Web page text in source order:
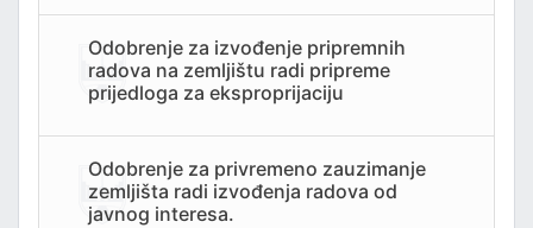
Odobrenje za izvođenje pripremnih
radova na zemljištu radi pripreme
prijedloga za eksproprijaciju
Odobrenje za privremeno zauzimanje
zemljišta radi izvođenja radova od
javnog interesa.